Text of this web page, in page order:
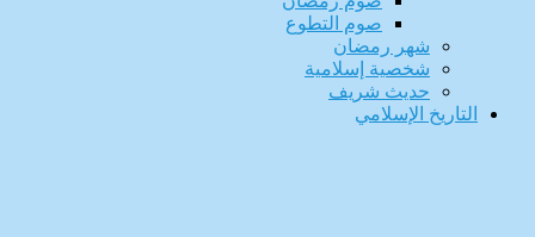
صوم التطوع
شهر رمضان
شخصية إسلامية
حديث شريف
التاريخ الإسلامي